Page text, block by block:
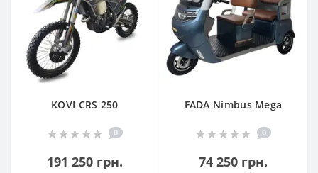
KOVI CRS 250
0
191 250 грн.
FADA Nimbus Mega
0
74 250 грн.